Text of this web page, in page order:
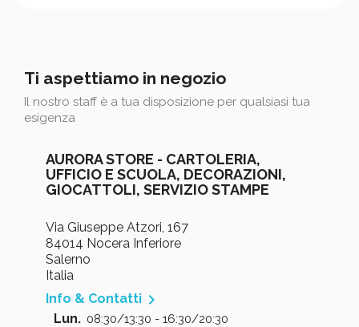
Ti aspettiamo in negozio
Il nostro staff è a tua disposizione per qualsiasi tua
esigenza
AURORA STORE - CARTOLERIA,
UFFICIO E SCUOLA, DECORAZIONI,
GIOCATTOLI, SERVIZIO STAMPE
Via Giuseppe Atzori, 167
84014 Nocera Inferiore
Salerno
Italia
Info & Contatti 
Lun. 08:30/13:30 - 16:30/20:30